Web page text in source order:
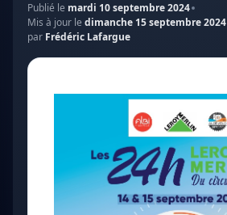
Publié le mardi 10 septembre 2024
Mis à jour le dimanche 15 septembre 2024
par Frédéric Lafargue